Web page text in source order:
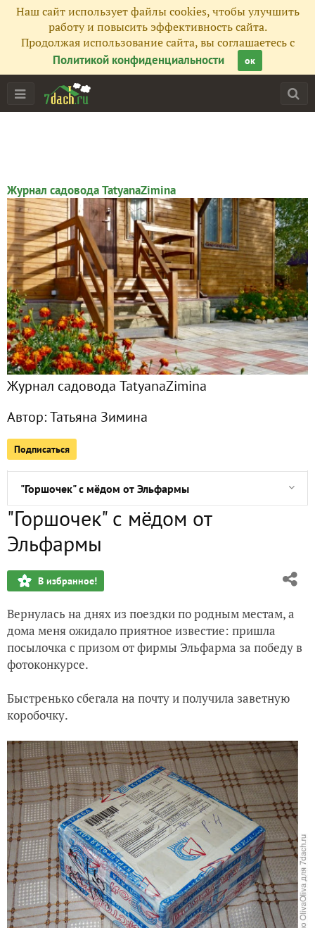
Наш сайт использует файлы cookies, чтобы улучшить
работу и повысить эффективность сайта.
Продолжая использование сайта, вы соглашаетесь с
Политикой конфиденциальности
ок
Журнал садовода TatyanaZimina
Журнал садовода TatyanaZimina
Автор:Татьяна Зимина
Подписаться
Главная
Подписчики 4
Все публикации 6
Фото 1430
Сейчас обсуждают
Замечательный приз за фотоконкурс - блендер
"Горшочек" с мёдом от Эльфармы
Сумка Husqvarna – необходимая вещь для посещения
Кофеварка капельного типа Philips HD7457 – гарантия
Подарок от гипермаркета ОБИ
Приз фирмы-спонсора фотоконкурса Philips - утюг марки
"Горшочек" с мёдом от
Эльфармы
В избранное!
Вернулась на днях из поездки по родным местам, а
дома меня ожидало приятное известие: пришла
посылочка с призом от фирмы Эльфарма за победу в
фотоконкурсе.
Быстренько сбегала на почту и получила заветную
коробочку.